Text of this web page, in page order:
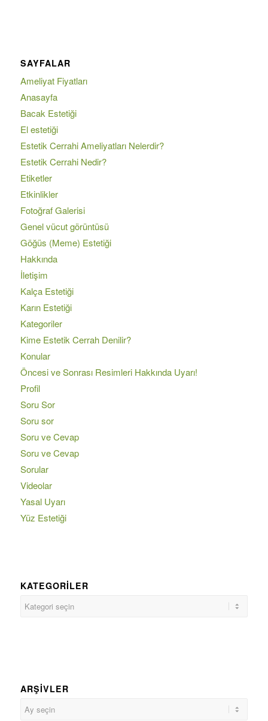
SAYFALAR
Ameliyat Fiyatları
Anasayfa
Bacak Estetiği
El estetiği
Estetik Cerrahi Ameliyatları Nelerdir?
Estetik Cerrahi Nedir?
Etiketler
Etkinlikler
Fotoğraf Galerisi
Genel vücut görüntüsü
Göğüs (Meme) Estetiği
Hakkında
İletişim
Kalça Estetiği
Karın Estetiği
Kategoriler
Kime Estetik Cerrah Denilir?
Konular
Öncesi ve Sonrası Resimleri Hakkında Uyarı!
Profil
Soru Sor
Soru sor
Soru ve Cevap
Soru ve Cevap
Sorular
Videolar
Yasal Uyarı
Yüz Estetiği
KATEGORILER
ARŞIVLER